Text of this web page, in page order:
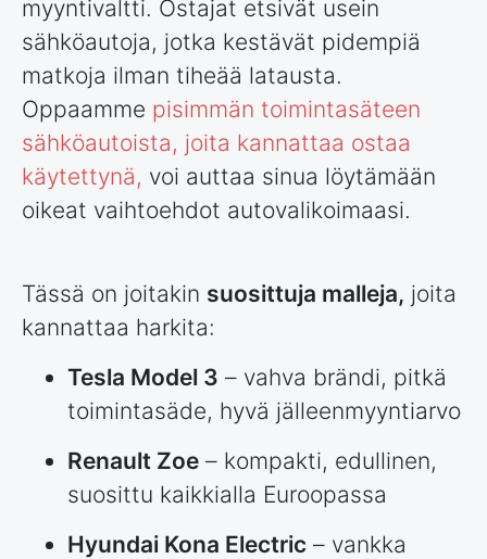
myyntivaltti. Ostajat etsivät usein
sähköautoja, jotka kestävät pidempiä
matkoja ilman tiheää latausta.
Oppaamme pisimmän toimintasäteen
sähköautoista, joita kannattaa ostaa
käytettynä, voi auttaa sinua löytämään
oikeat vaihtoehdot autovalikoimaasi.
Tässä on joitakin suosittuja malleja, joita
kannattaa harkita:
Tesla Model 3 – vahva brändi, pitkä
toimintasäde, hyvä jälleenmyyntiarvo
Renault Zoe – kompakti, edullinen,
suosittu kaikkialla Euroopassa
Hyundai Kona Electric – vankka